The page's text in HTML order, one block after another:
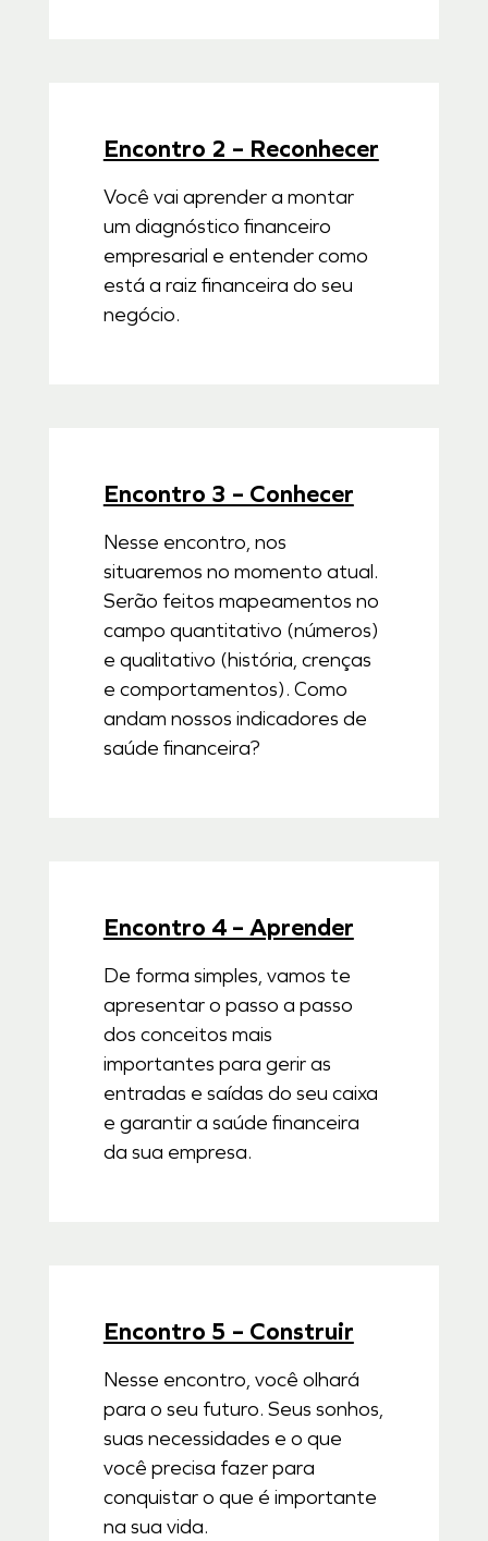
Encontro 2 – Reconhecer
Você vai aprender a montar
um diagnóstico financeiro
empresarial e entender como
está a raiz financeira do seu
negócio.
Encontro 3 – Conhecer
Nesse encontro, nos
situaremos no momento atual.
Serão feitos mapeamentos no
campo quantitativo (números)
e qualitativo (história, crenças
e comportamentos). Como
andam nossos indicadores de
saúde financeira?
Encontro 4 – Aprender
De forma simples, vamos te
apresentar o passo a passo
dos conceitos mais
importantes para gerir as
entradas e saídas do seu caixa
e garantir a saúde financeira
da sua empresa.
Encontro 5 – Construir
Nesse encontro, você olhará
para o seu futuro. Seus sonhos,
suas necessidades e o que
você precisa fazer para
conquistar o que é importante
na sua vida.